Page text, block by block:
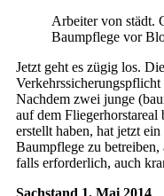
Arbeiter von städt.
Baumpflege vor
Jetzt geht es zügig los.
Nachdem zwei junge
auf dem Fliegerhorstareal
erstellt haben, hat jetzt
Baumpflege zu betreiben,
falls erforderlich, auch
Sachstand 1. Mai 2014